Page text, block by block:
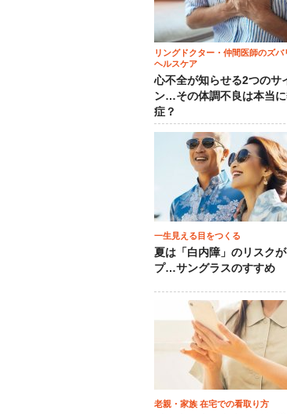
リングドクター・仲間医師のズバ
ヘルスケア
心不全が知らせる2つのサ
ン…その体調不良は本当
症？
一生見える目をつくる
夏は「白内障」のリスク
プ…サングラスのすすめ
老親・家族 在宅での看取り方